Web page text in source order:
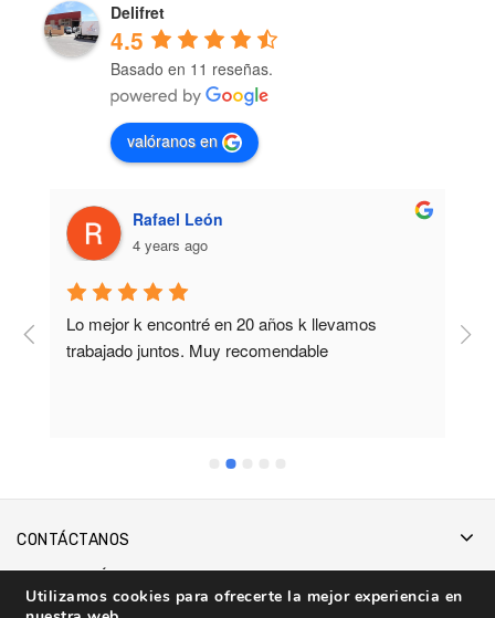
Delifret
4.5
Basado en 11 reseñas.
valóranos en
Rafael León
4 years ago
Lo mejor k encontré en 20 años k llevamos
trabajado juntos. Muy recomendable
CONTÁCTANOS
Utilizamos cookies para ofrecerte la mejor experiencia en